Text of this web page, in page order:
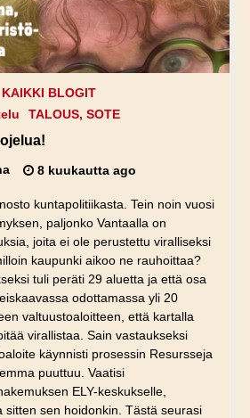
KAIKKI BLOGIT
TALOUS, SOTE
8 kuukautta ago
kuntapolitiikasta. Tein noin vuosi
paljonko Vantaalla on
joita ei ole perustettu viralliseksi
kaupunki aikoo ne rauhoittaa?
tuli peräti 29 aluetta ja että osa
odottamassa yli 20
valtuustoaloitteen, että kartalla
virallistaa. Sain vastaukseksi
käynnisti prosessin Resursseja
puuttuu. Vaatisi
ELY-keskukselle,
sitten sen hoidonkin. Tästä seurasi